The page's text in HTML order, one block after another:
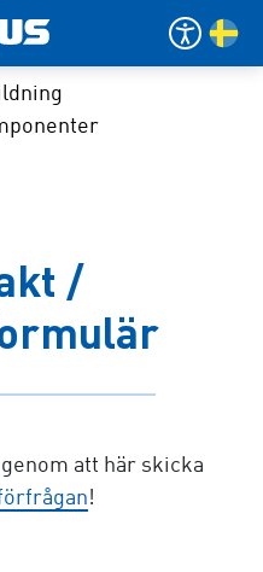
/
att här skicka
!